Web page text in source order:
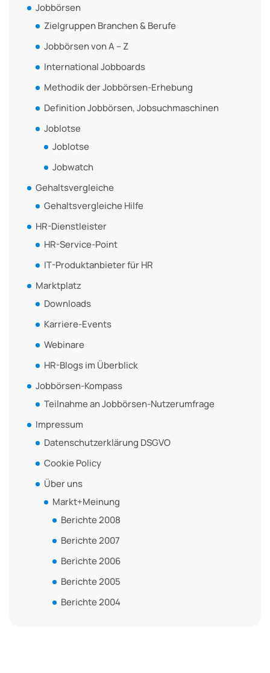
Jobbörsen
Zielgruppen Branchen & Berufe
Jobbörsen von A – Z
International Jobboards
Methodik der Jobbörsen-Erhebung
Definition Jobbörsen, Jobsuchmaschinen
Joblotse
Joblotse
Jobwatch
Gehaltsvergleiche
Gehaltsvergleiche Hilfe
HR-Dienstleister
HR-Service-Point
IT-Produktanbieter für HR
Marktplatz
Downloads
Karriere-Events
Webinare
HR-Blogs im Überblick
Jobbörsen-Kompass
Teilnahme an Jobbörsen-Nutzerumfrage
Impressum
Datenschutzerklärung DSGVO
Cookie Policy
Über uns
Markt+Meinung
Berichte 2008
Berichte 2007
Berichte 2006
Berichte 2005
Berichte 2004